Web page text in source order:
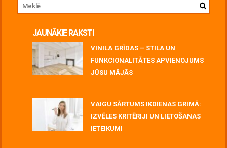
JAUNĀKIE RAKSTI
VINILA GRĪDAS – STILA UN
FUNKCIONALITĀTES APVIENOJUMS
JŪSU MĀJĀS
VAIGU SĀRTUMS IKDIENAS GRIMĀ:
IZVĒLES KRITĒRIJI UN LIETOŠANAS
IETEIKUMI